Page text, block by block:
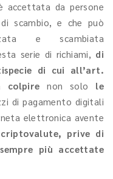
accettata da persone
scambio, e che può
e scambiata
serie di richiami, di
di cui all’art.
colpire non solo le
di pagamento digitali
elettronica avente
prive di
più accettate